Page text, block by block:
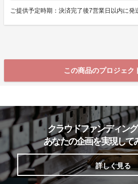
ご提供予定時期：決済完了後7営業日以内に発
この商品のプロジェク
クラウドファンディング
あなたの企画を実現して
詳しく見る